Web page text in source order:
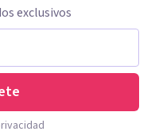
exclusivos